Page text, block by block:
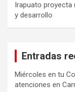
Irapuato proyecta
y desarrollo
Entradas
Miércoles en tu
atenciones en